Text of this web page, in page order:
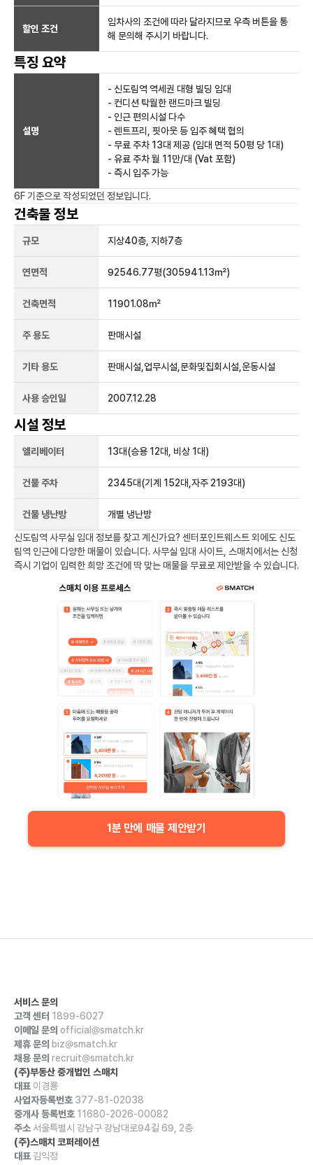
할인 조건
임차사의 조건에 따라 달라지므로 우측 버튼을 통
해 문의해 주시기 바랍니다.
특징 요약
설명
- 신도림역 역세권 대형 빌딩 임대
- 컨디션 탁월한 랜드마크 빌딩
- 인근 편의시설 다수
- 렌트프리, 핏아웃 등 입주 혜택 협의
- 무료 주차 13대 제공 (임대 면적 50평 당 1대)
- 유료 주차 월 11만/대 (Vat 포함)
- 즉시 입주 가능
6F 기준으로 작성되었던 정보입니다.
건축물 정보
규모 지상40층, 지하7층
연면적 92546.77평(305941.13㎡)
건축면적 11901.08㎡
주 용도 판매시설
기타 용도 판매시설,업무시설,문화및집회시설,운동시설
사용 승인일 2007.12.28
시설 정보
엘리베이터 13대(승용 12대, 비상 1대)
건물 주차 2345대(기계 152대,자주 2193대)
건물 냉난방 개별 냉난방
신도림역 사무실 임대 정보를 찾고 계신가요? 센터포인트웨스트 외에도 신도
림역 인근에 다양한 매물이 있습니다. 사무실 임대 사이트, 스매치에서는 신청
즉시 기업이 입력한 희망 조건에 딱 맞는 매물을 무료로 제안받을 수 있습니다.
1분 만에 매물 제안받기
서비스 문의
고객 센터 1899-6027
이메일 문의 official@smatch.kr
제휴 문의 biz@smatch.kr
채용 문의 recruit@smatch.kr
(주)부동산 중개법인 스매치
대표 이경룡
사업자등록번호 377-81-02038
중개사 등록번호 11680-2026-00082
주소 서울특별시 강남구 강남대로94길 69, 2층
(주)스매치 코퍼레이션
대표 김익정